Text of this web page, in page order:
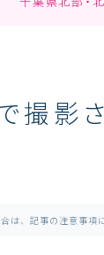
撮影
は、記事の注意事項